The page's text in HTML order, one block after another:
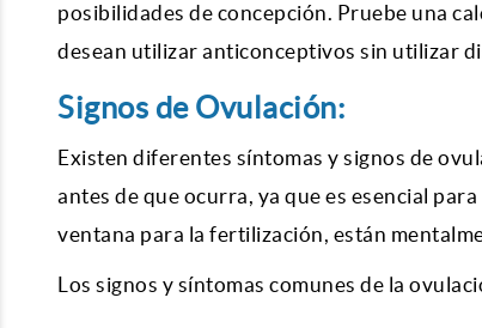
posibilidades de concepción. Pruebe una
desean utilizar anticonceptivos sin utilizar
Signos de Ovulación:
Existen diferentes síntomas y signos de
antes de que ocurra, ya que es esencial
ventana para la fertilización, están
Los signos y síntomas comunes de la